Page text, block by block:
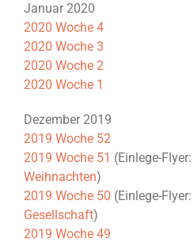
Januar 2020
2020 Woche 4
2020 Woche 3
2020 Woche 2
2020 Woche 1
Dezember 2019
2019 Woche 52
2019 Woche 51 (Einlege-Flyer:
Weihnachten)
2019 Woche 50 (Einlege-Flyer:
Gesellschaft)
2019 Woche 49